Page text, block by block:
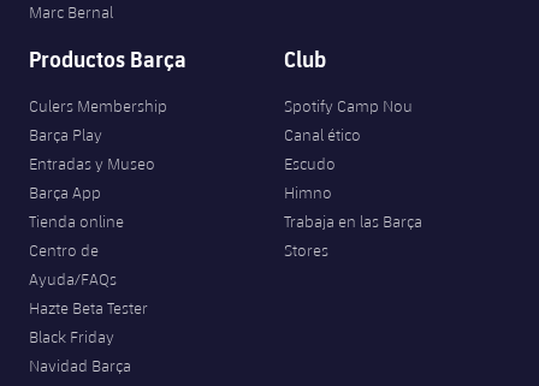
Marc Bernal
Productos Barça
Culers Membership
Barça Play
Entradas y Museo
Barça App
Tienda online
Centro de
Ayuda/FAQs
Hazte Beta Tester
Black Friday
Navidad Barça
Club
Spotify Camp Nou
Canal ético
Escudo
Himno
Trabaja en las Barça
Stores